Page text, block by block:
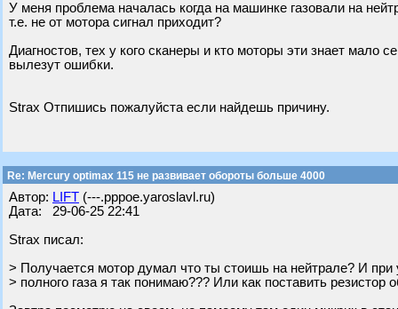
У меня проблема началась когда на машинке газовали на
т.е. не от мотора сигнал приходит?
Диагностов, тех у кого сканеры и кто моторы эти знает мало
вылезут ошибки.
Strax Отпишись пожалуйста если найдешь причину.
Re: Mercury optimax 115 не развивает обороты больше 4000
Автор: LIFT (---.pppoe.yaroslavl.ru)
Дата: 29-06-25 22:41
Strax писал:
> Получается мотор думал что ты стоишь на нейтрале? И при
> полного газа я так понимаю??? Или как поставить резистор